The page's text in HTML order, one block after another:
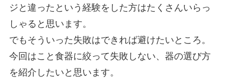
ジと違ったという経験をした方はたくさんいらっ
しゃると思います。
でもそういった失敗はできれば避けたいところ。
今回はこと食器に絞って失敗しない、器の選び方
を紹介したいと思います。